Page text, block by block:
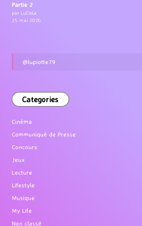
Partie 2
par LuCioLe
25 mai 2026
@lupiotte79
Categories
Cinéma
Communiqué de Presse
Concours
Jeux
Lecture
Lifestyle
Musique
My Life
Non classé